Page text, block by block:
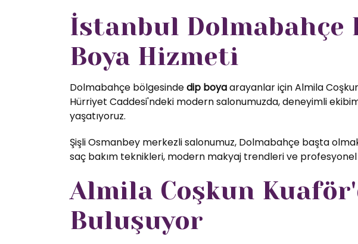
İstanbul Dolmabahçe
Boya Hizmeti
Dolmabahçe bölgesindedip boyaarayanlar için Almila
Hürriyet Caddesi'ndeki modern salonumuzda, deneyimli
yaşatıyoruz.
Şişli Osmanbey merkezli salonumuz, Dolmabahçe başta
saç bakım teknikleri, modern makyaj trendleri ve
Almila Coşkun
Buluşuyor